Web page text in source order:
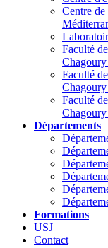
Centre
Faculté
Faculté
Faculté
Départements
Formations
USJ
Contact